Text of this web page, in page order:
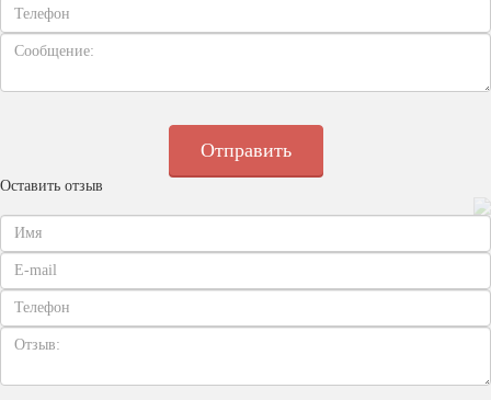
Оставить отзыв